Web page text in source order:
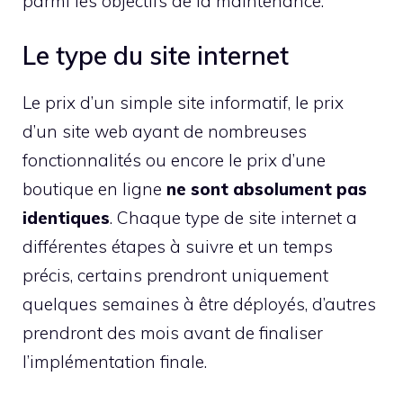
Le type du site internet
Le prix d’un simple site informatif, le prix
d’un site web ayant de nombreuses
fonctionnalités ou encore le prix d’une
boutique en ligne ne sont absolument pas
identiques. Chaque type de site internet a
différentes étapes à suivre et un temps
précis, certains prendront uniquement
quelques semaines à être déployés, d’autres
prendront des mois avant de finaliser
l’implémentation finale.